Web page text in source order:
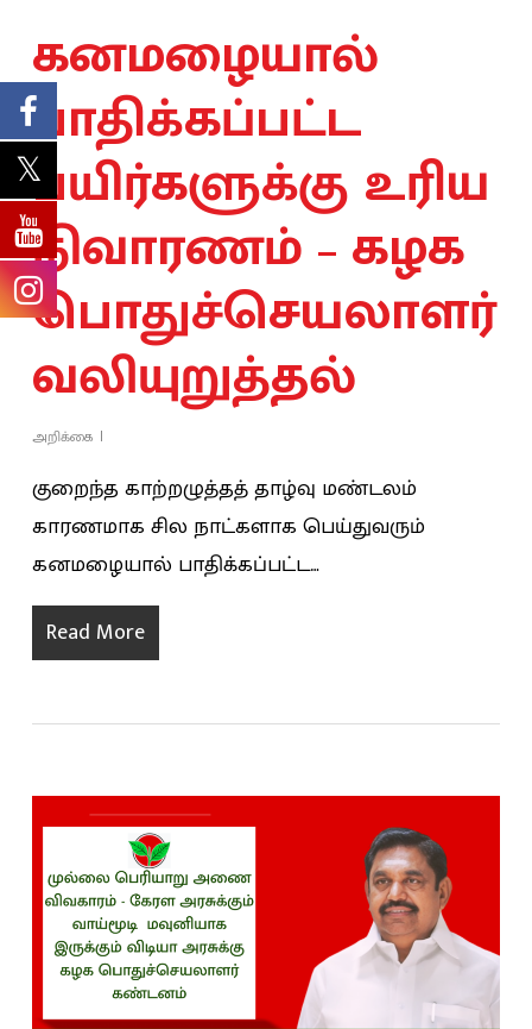
கனமழையால்
பாதிக்கப்பட்ட
பயிர்களுக்கு உரிய
நிவாரணம் – கழக
பொதுச்செயலாளர்
வலியுறுத்தல்
அறிக்கை
குறைந்த காற்றழுத்தத் தாழ்வு மண்டலம்
காரணமாக சில நாட்களாக பெய்துவரும்
கனமழையால் பாதிக்கப்பட்ட…
Read More